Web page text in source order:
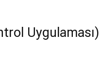
Uygulaması)